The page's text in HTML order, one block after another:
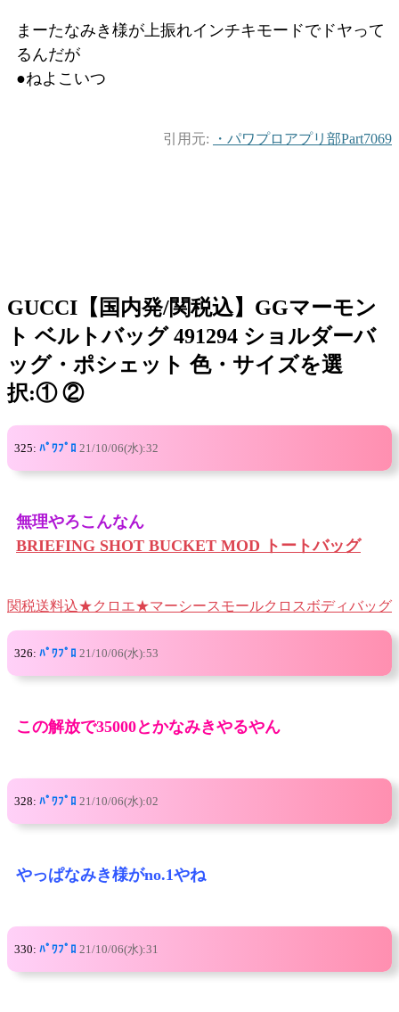
まーたなみき様が上振れインチキモードでドヤって
るんだが
●ねよこいつ
引用元: ・パワプロアプリ部Part7069
GUCCI【国内発/関税込】GGマーモン
ト ベルトバッグ 491294 ショルダーバ
ッグ・ポシェット 色・サイズを選
択:① ②
325: ﾊﾟﾜﾌﾟﾛ 21/10/06(水):32
無理やろこんなん
BRIEFING SHOT BUCKET MOD トートバッグ
関税送料込★クロエ★マーシースモールクロスボディバッグ
326: ﾊﾟﾜﾌﾟﾛ 21/10/06(水):53
この解放で35000とかなみきやるやん
328: ﾊﾟﾜﾌﾟﾛ 21/10/06(水):02
やっぱなみき様がno.1やね
330: ﾊﾟﾜﾌﾟﾛ 21/10/06(水):31